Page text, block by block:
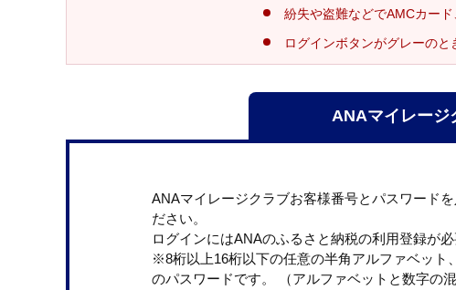
紛失や盗難などでAMCカー
ログインボタンがグレーのと
ANAマイレージ
ANAマイレージクラブお客様番号とパスワードを
ださい。
ログインにはANAのふるさと納税の利用登録が必
※8桁以上16桁以下の任意の半角アルファベット
のパスワードです。 （アルファベットと数字の混